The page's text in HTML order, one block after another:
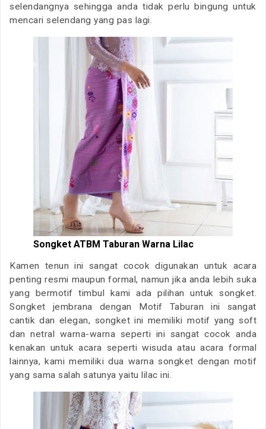
selendangnya sehingga anda tidak perlu bingung untuk
mencari selendang yang pas lagi.
Songket ATBM Taburan Warna Lilac
Kamen tenun ini sangat cocok digunakan untuk acara
penting resmi maupun formal, namun jika anda lebih suka
yang bermotif timbul kami ada pilihan untuk songket.
Songket jembrana dengan Motif Taburan ini sangat
cantik dan elegan, songket ini memiliki motif yang soft
dan netral warna-warna seperti ini sangat cocok anda
kenakan untuk acara seperti wisuda atau acara formal
lainnya, kami memiliki dua warna songket dengan motif
yang sama salah satunya yaitu lilac ini.